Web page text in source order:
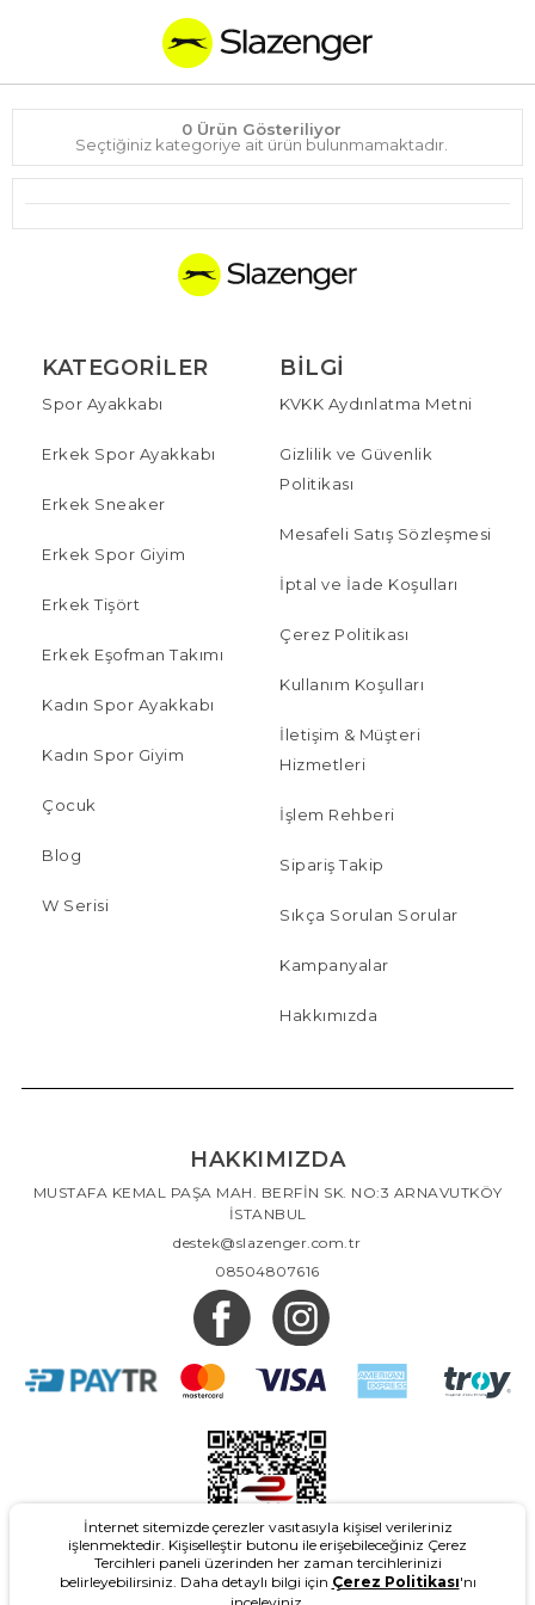
0 Ürün Gösteriliyor
Seçtiğiniz kategoriye ait ürün bulunmamaktadır.
KATEGORILER
Spor Ayakkabı
Erkek Spor Ayakkabı
Erkek Sneaker
Erkek Spor Giyim
Erkek Tişört
Erkek Eşofman Takımı
Kadın Spor Ayakkabı
Kadın Spor Giyim
Çocuk
Blog
W Serisi
BILGI
KVKK Aydınlatma Metni
Gizlilik ve Güvenlik
Politikası
Mesafeli Satış Sözleşmesi
İptal ve İade Koşulları
Çerez Politikası
Kullanım Koşulları
İletişim & Müşteri
Hizmetleri
İşlem Rehberi
Sipariş Takip
Sıkça Sorulan Sorular
Kampanyalar
Hakkımızda
HAKKIMIZDA
MUSTAFA KEMAL PAŞA MAH. BERFİN SK. NO:3 ARNAVUTKÖY
İSTANBUL
destek@slazenger.com.tr
08504807616
İnternet sitemizde çerezler vasıtasıyla kişisel verileriniz
işlenmektedir. Kişiselleştir butonu ile erişebileceğiniz Çerez
Tercihleri paneli üzerinden her zaman tercihlerinizi
belirleyebilirsiniz. Daha detaylı bilgi için Çerez Politikası'nı